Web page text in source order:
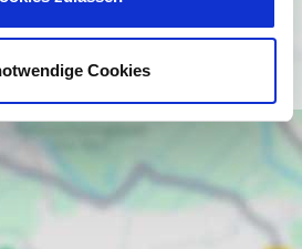
Cookies